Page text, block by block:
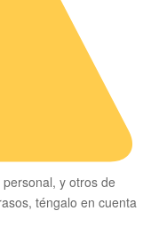
y otros de
téngalo en cuenta